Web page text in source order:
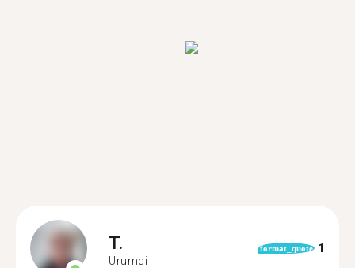
T.
Urumqi
format_quote 1